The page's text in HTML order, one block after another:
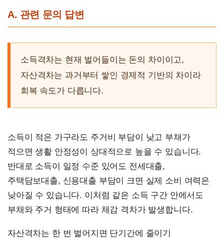
A. 관련 문의 답변
소득격차는 현재 벌어들이는 돈의 차이이고,
자산격차는 과거부터 쌓인 경제적 기반의 차이라
회복 속도가 다릅니다.
소득이 적은 가구라도 주거비 부담이 낮고 부채가
적으면 생활 안정성이 상대적으로 높을 수 있습니다.
반대로 소득이 일정 수준 있어도 전세대출,
주택담보대출, 신용대출 부담이 크면 실제 소비 여력은
낮아질 수 있습니다. 이처럼 같은 소득 구간 안에서도
부채와 주거 형태에 따라 체감 격차가 발생합니다.
자산격차는 한 번 벌어지면 단기간에 줄이기